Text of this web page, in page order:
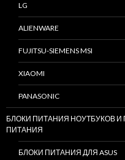
LG
ALIENWARE
FUJITSU-SIEMENS MSI
XIAOMI
PANASONIC
БЛОКИ ПИТАНИЯ НОУТБУКОВ
ПИТАНИЯ
БЛОКИ ПИТАНИЯ ДЛЯ ASUS